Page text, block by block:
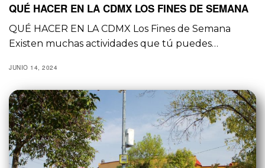
QUÉ HACER EN LA CDMX LOS FINES DE SEMANA
QUÉ HACER EN LA CDMX Los Fines de Semana
Existen muchas actividades que tú puedes…
JUNIO 14, 2024